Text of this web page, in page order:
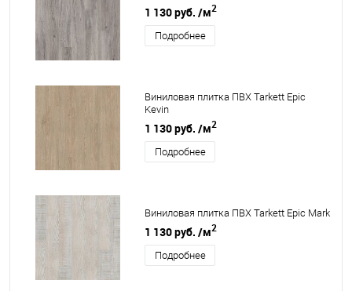
1 130 руб. /м2
Подробнее
Виниловая плитка ПВХ Tarkett Epic
Kevin
1 130 руб. /м2
Подробнее
Виниловая плитка ПВХ Tarkett Epic Mark
1 130 руб. /м2
Подробнее